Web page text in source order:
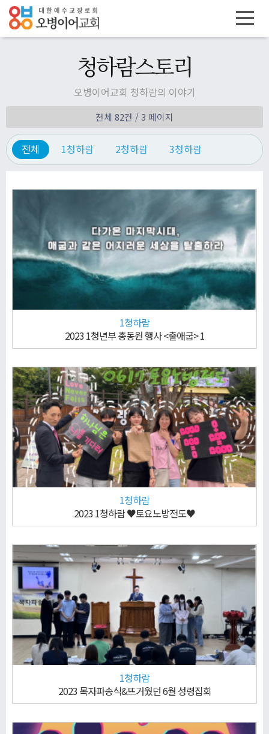
청하람스토리
오병이어교회 청하람의 이야기
전체 82건 / 3 페이지
전체 1청하람 2청하람 3청하람
1청하람
2023 1청년부 총동원 행사 <출애굽> 1
1청하람
2023 1청하람 ♥토요노방전도♥
1청하람
2023 목자파송식&뜨거웠던 6월 성령집회